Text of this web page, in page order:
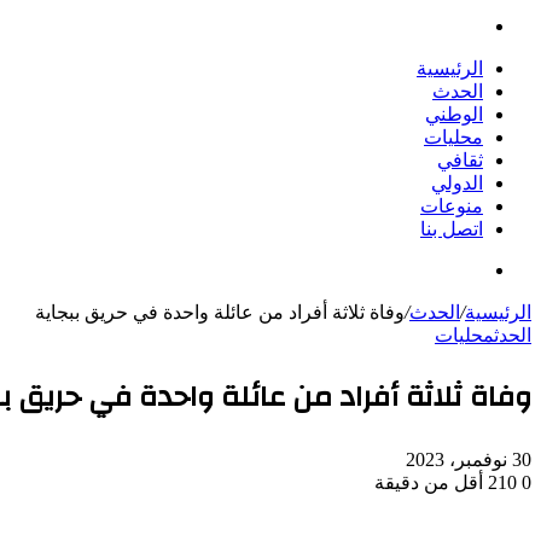
الرئيسية
الحدث
الوطني
محليات
ثقافي
الدولي
منوعات
اتصل بنا
الرئيسية/ الحدث/وفاة ثلاثة أفراد من عائلة واحدة في حريق ببجاية
الحدثمحليات
وفاة ثلاثة أفراد من عائلة واحدة في حريق
30 نوفمبر، 2023
0
أقل من دقيقة